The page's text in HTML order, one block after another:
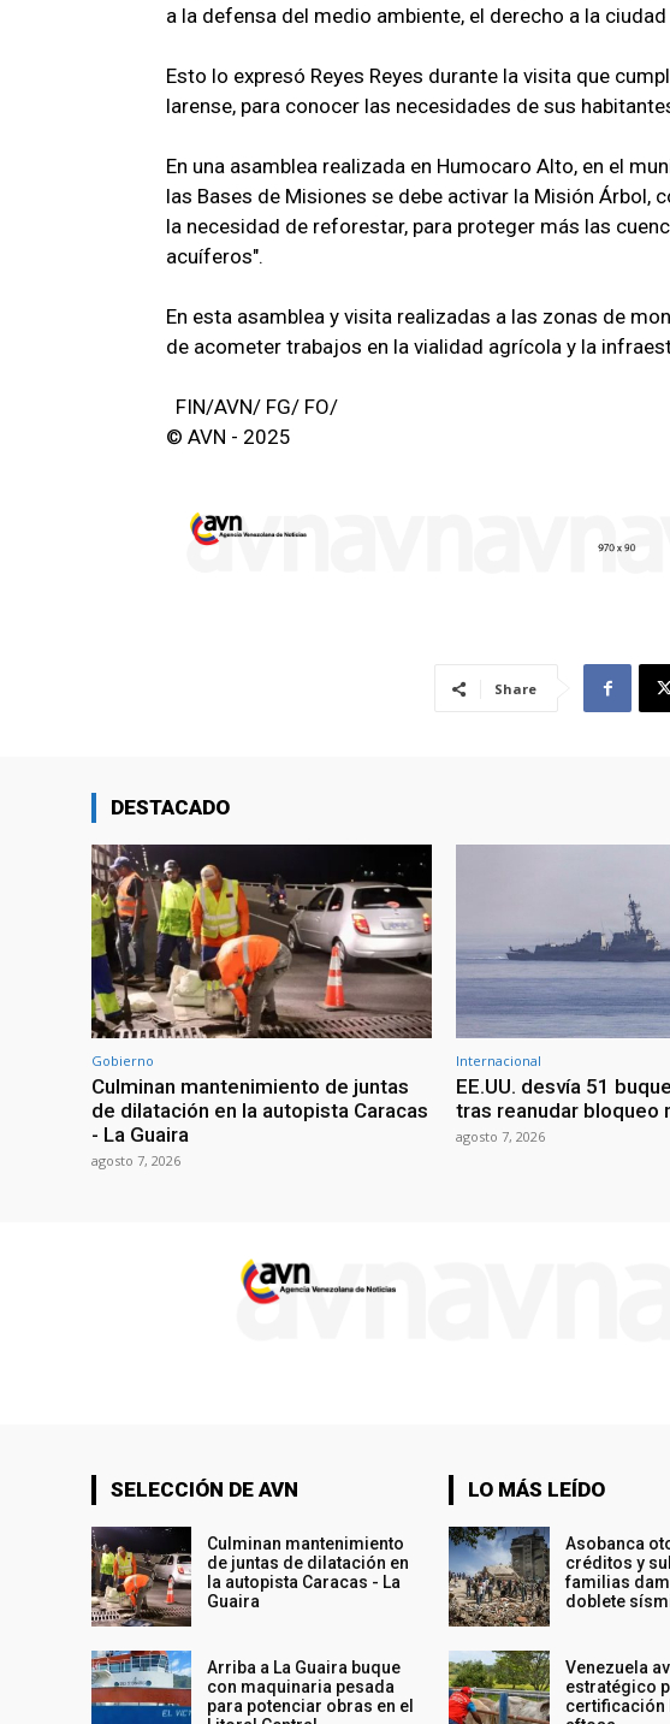
a la defensa del medio ambiente, el derecho a la
Esto lo expresó Reyes Reyes durante la visita que
larense, para conocer las necesidades de sus
En una asamblea realizada en Humocaro Alto, en el
las Bases de Misiones se debe activar la Misión Árbol,
la necesidad de reforestar, para proteger más las
acuíferos".
En esta asamblea y visita realizadas a las zonas de
de acometer trabajos en la vialidad agrícola y la
FIN/AVN/ FG/ FO/
© AVN - 2025
Share
DESTACADO
Gobierno
Culminan mantenimiento de juntas
de dilatación en la autopista Caracas
- La Guaira
agosto 7, 2026
Internacional
EE.UU. desvía 51
tras reanudar bloqueo
agosto 7, 2026
SELECCIÓN DE AVN
Culminan mantenimiento
de juntas de dilatación en
la autopista Caracas - La
Guaira
Arriba a La Guaira buque
con maquinaria pesada
para potenciar obras en el
LO MÁS LEÍDO
Asobanca
créditos y
familias
doblete
Venezuela
estratégico
certificación